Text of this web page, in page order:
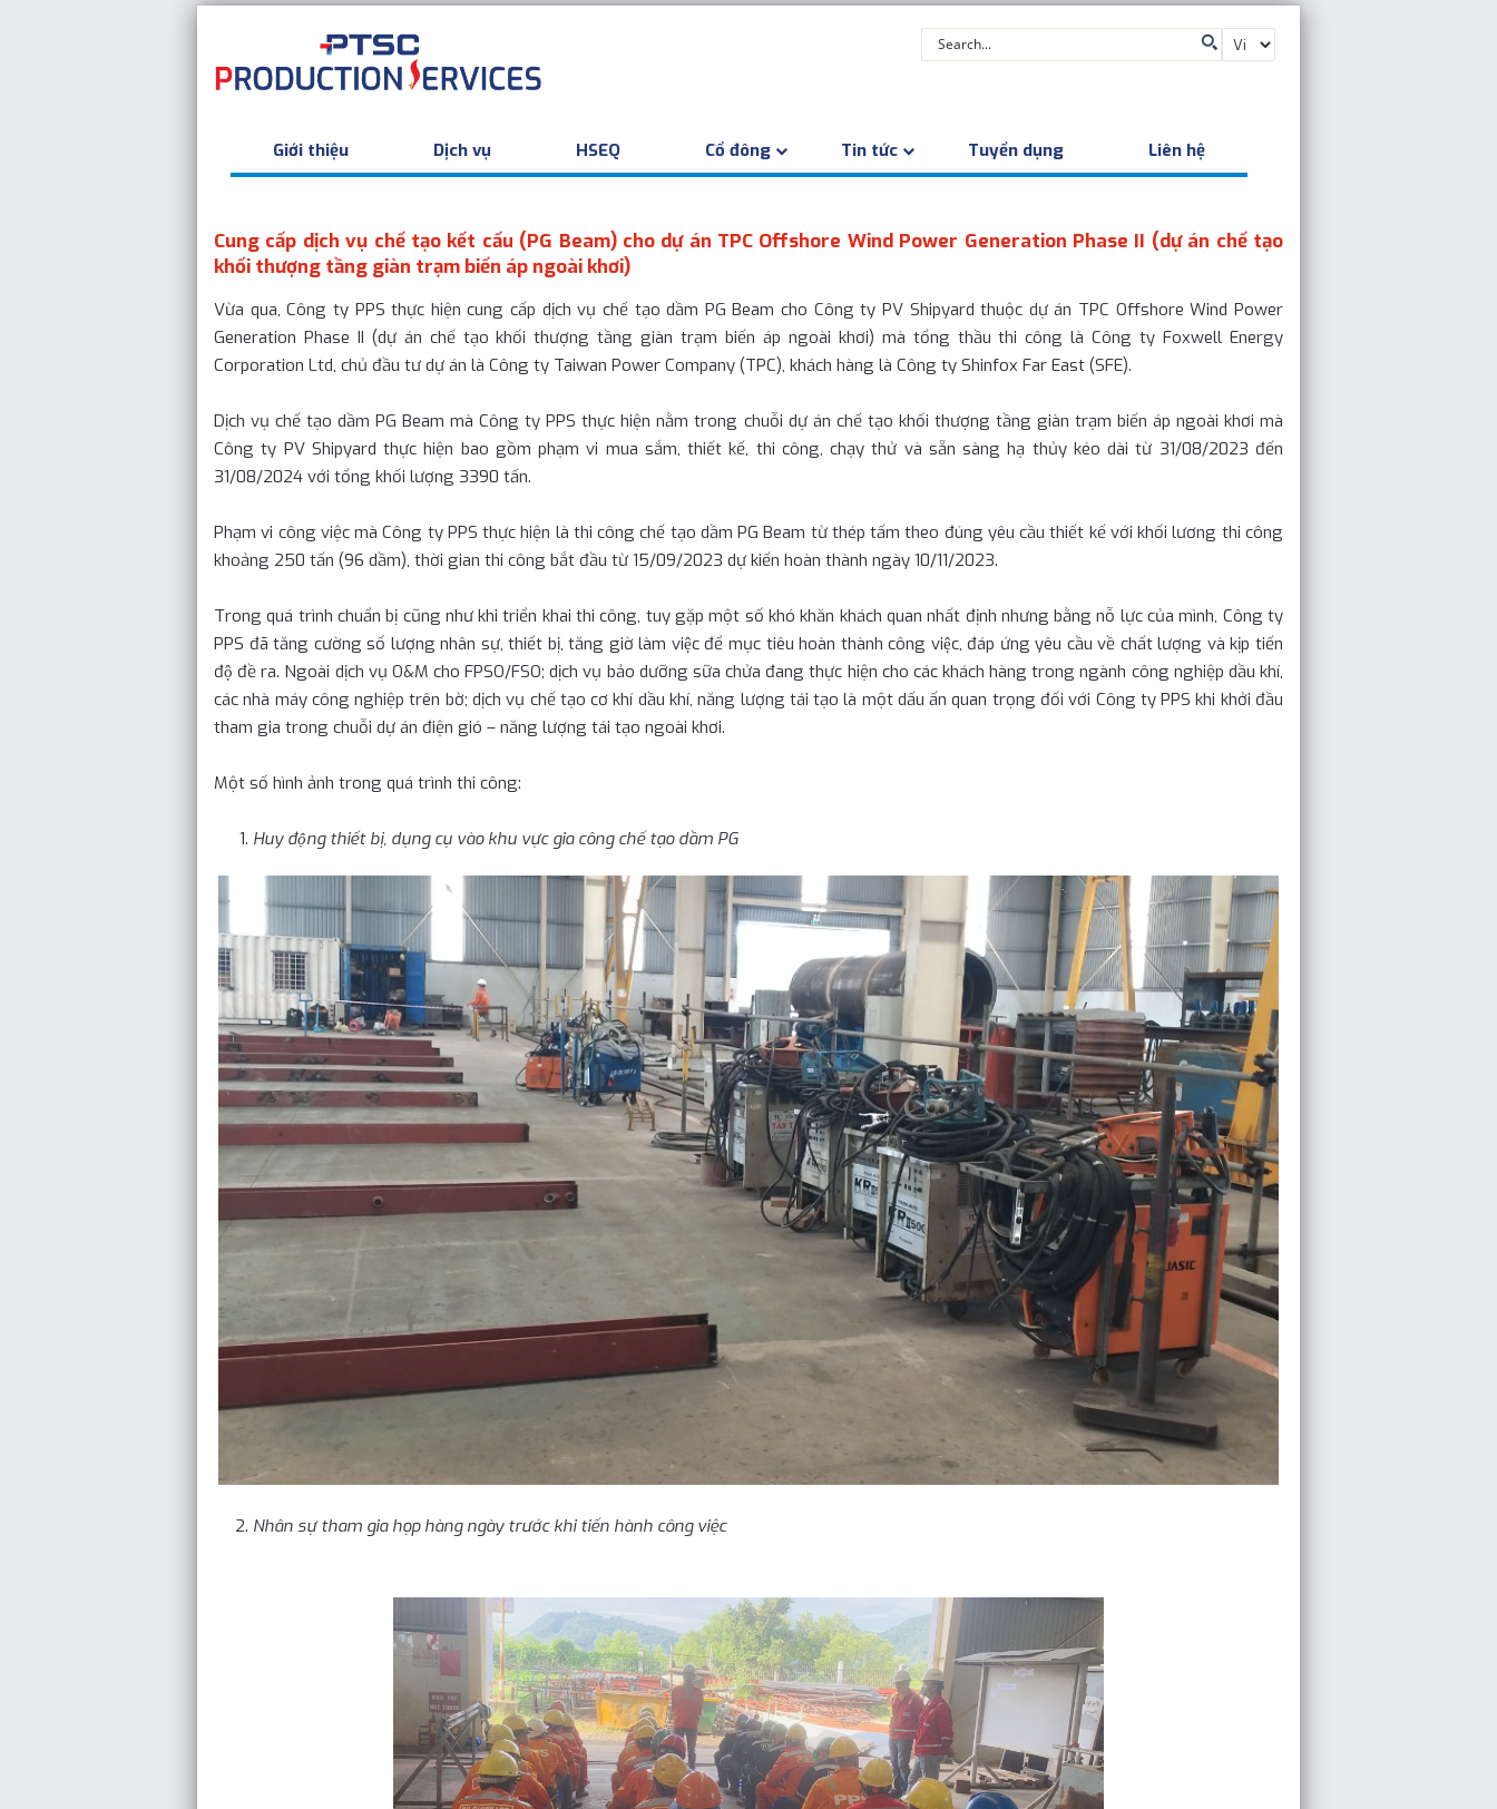
Chọn
một
Giới thiệu Dịch vụ HSEQ Cổ đông Tin tức Tuyển dụng Liên hệ
Cung cấp dịch vụ chế tạo kết cấu (PG Beam) cho dự án TPC Offshore Wind Power Generation Phase II (dự án chế tạo
khối thượng tầng giàn trạm biến áp ngoài khơi)
Vừa qua, Công ty PPS thực hiện cung cấp dịch vụ chế tạo dầm PG Beam cho Công ty PV Shipyard thuộc dự án TPC Offshore Wind Power
Generation Phase II (dự án chế tạo khối thượng tầng giàn trạm biến áp ngoài khơi) mà tổng thầu thi công là Công ty Foxwell Energy
Corporation Ltd, chủ đầu tư dự án là Công ty Taiwan Power Company (TPC), khách hàng là Công ty Shinfox Far East (SFE).
Dịch vụ chế tạo dầm PG Beam mà Công ty PPS thực hiện nằm trong chuỗi dự án chế tạo khối thượng tầng giàn trạm biến áp ngoài khơi mà
Công ty PV Shipyard thực hiện bao gồm phạm vi mua sắm, thiết kế, thi công, chạy thử và sẵn sàng hạ thủy kéo dài từ 31/08/2023 đến
31/08/2024 với tổng khối lượng 3390 tấn.
Phạm vi công việc mà Công ty PPS thực hiện là thi công chế tạo dầm PG Beam từ thép tấm theo đúng yêu cầu thiết kế với khối lương thi công
khoảng 250 tấn (96 dầm), thời gian thi công bắt đầu từ 15/09/2023 dự kiến hoàn thành ngày 10/11/2023.
Trong quá trình chuẩn bị cũng như khi triển khai thi công, tuy gặp một số khó khăn khách quan nhất định nhưng bằng nỗ lực của mình, Công ty
PPS đã tăng cường số lượng nhân sự, thiết bị, tăng giờ làm việc để mục tiêu hoàn thành công việc, đáp ứng yêu cầu về chất lượng và kịp tiến
độ đề ra. Ngoài dịch vụ O&M cho FPSO/FSO; dịch vụ bảo dưỡng sữa chửa đang thực hiện cho các khách hàng trong ngành công nghiệp dầu khí,
các nhà máy công nghiệp trên bờ; dịch vụ chế tạo cơ khí dầu khí, năng lượng tái tạo là một dấu ấn quan trọng đối với Công ty PPS khi khởi đầu
tham gia trong chuỗi dự án điện gió – năng lượng tái tạo ngoài khơi.
Một số hình ảnh trong quá trình thi công:
Huy động thiết bị, dụng cụ vào khu vực gia công chế tạo dầm PG
Nhân sự tham gia họp hàng ngày trước khi tiến hành công việc